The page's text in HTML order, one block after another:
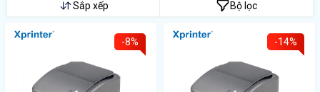
Sắp xếp Bộ lọc
-8% -14%